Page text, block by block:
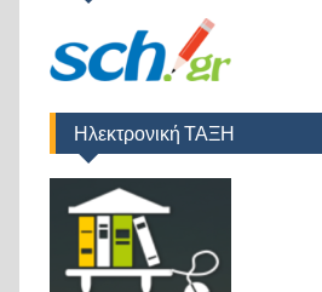
Ηλεκτρονική ΤΑΞΗ